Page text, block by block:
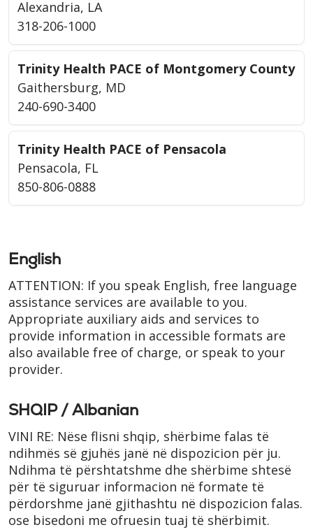
Alexandria, LA
318-206-1000
Trinity Health PACE of Montgomery County
Gaithersburg, MD
240-690-3400
Trinity Health PACE of Pensacola
Pensacola, FL
850-806-0888
English
ATTENTION: If you speak English, free language
assistance services are available to you.
Appropriate auxiliary aids and services to
provide information in accessible formats are
also available free of charge, or speak to your
provider.
SHQIP / Albanian
VINI RE: Nëse flisni shqip, shërbime falas të
ndihmës së gjuhës janë në dispozicion për ju.
Ndihma të përshtatshme dhe shërbime shtesë
për të siguruar informacion në formate të
përdorshme janë gjithashtu në dispozicion falas.
ose bisedoni me ofruesin tuaj të shërbimit.